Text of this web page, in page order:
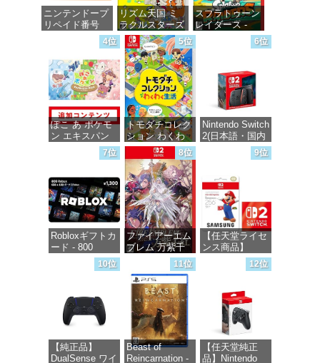
ニンテンドープ
リペイド番号
1000円|オンラ
価格：¥1,000
リズム天国 ミ
ラクルスターズ
-Switch
価格：¥5,645
スプラトゥーン
レイダース -
Switch2
4位
ぽこ あ ポケモ
ン エキスパン
ションパス|オン
ラインコード版
価格：¥4,400
5位
トモダチコレク
ション わくわ
く生活 -Switch
価格：¥6,144
6位
Nintendo Switch
2(日本語・国内
7位
Robloxギフトカ
ード - 800
Robux 【限定バ
ーチャルアイテ
ームコード】
ロブロックス |
オンラインコー
ド版
8位
ファイアーエム
ブレム 万紫千
紅 -Switch2
価格：¥8,979
9位
【任天堂ライセ
ンス商品】
256GB for
Nintendo Switch
2(サムスン マイ
クロSDエクス
プレスカード
256GB)
10位
【純正品】
DualSense ワイ
11位
Beast of
Reincarnation -
12位
【任天堂純正
品】Nintendo